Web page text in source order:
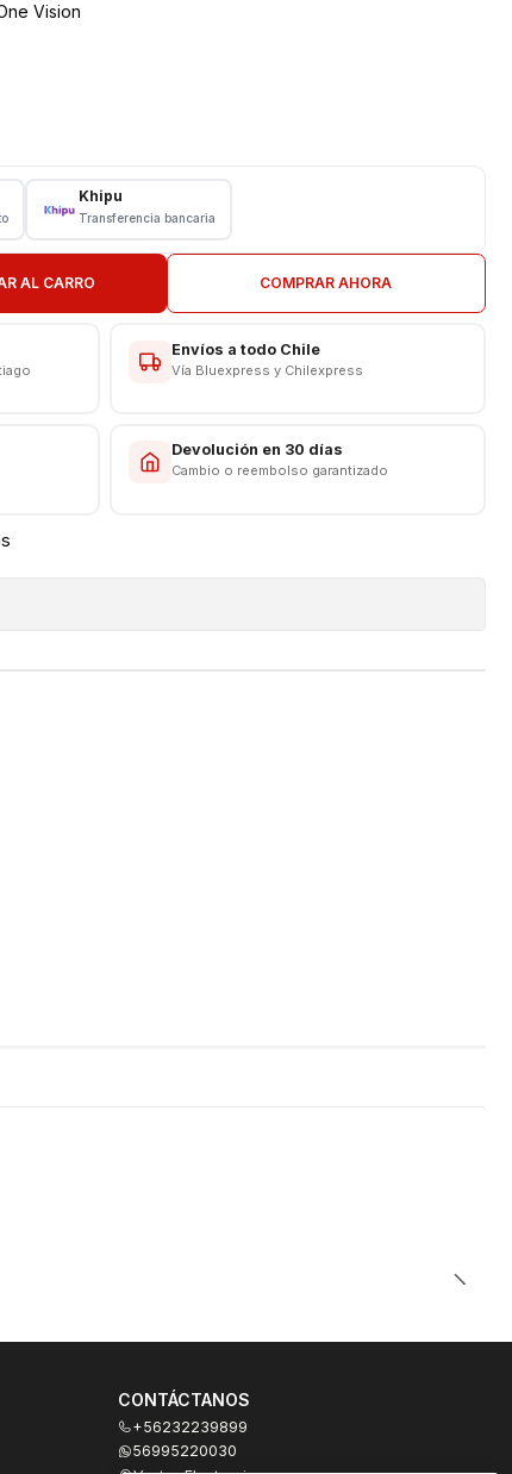
Vision
Khipu
Transferencia bancaria
AL CARRO COMPRAR AHORA
Envíos a todo Chile
Vía Bluexpress y Chilexpress
Devolución en 30 días
Cambio o reembolso garantizado
CONTÁCTANOS
+56232239899
56995220030